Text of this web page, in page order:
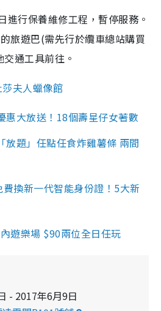
進行保養維修工程，暫停服務。
旅遊巴(需先行於纜車總站購買
通工具前往。
夫人蠟像館
惠大放送！18個壽星仔女著數
放題」任點任食炸雞薯條 兩間
費換新一代智能身份證！5大新
遊樂場 $90兩位全日任玩
- 2017年6月9日